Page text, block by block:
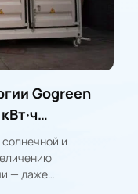
Gogreen
цен ⚡️
и
— даже